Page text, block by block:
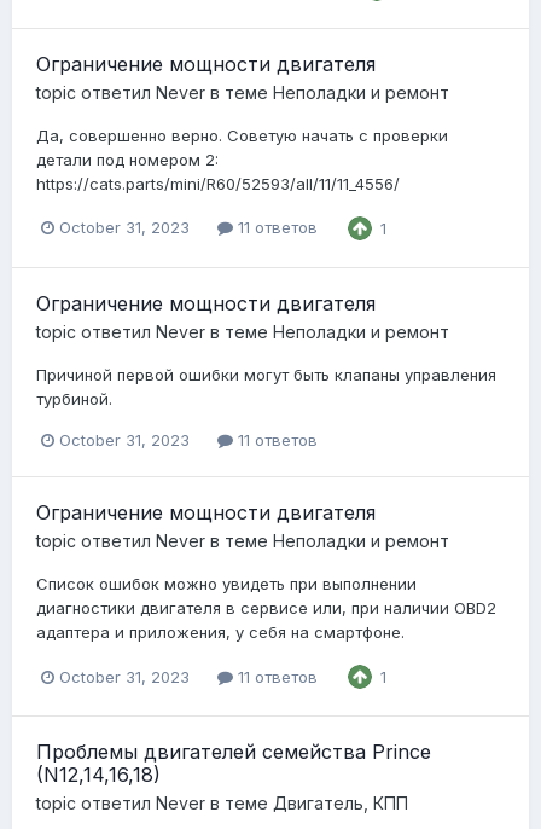
Ограничение мощности двигателя
topic ответил Never в теме Неполадки и ремонт
Да, совершенно верно. Советую начать с проверки
детали под номером 2:
https://cats.parts/mini/R60/52593/all/11/11_4556/
October 31, 2023 11 ответов 1
Ограничение мощности двигателя
topic ответил Never в теме Неполадки и ремонт
Причиной первой ошибки могут быть клапаны управления
турбиной.
October 31, 2023 11 ответов
Ограничение мощности двигателя
topic ответил Never в теме Неполадки и ремонт
Список ошибок можно увидеть при выполнении
диагностики двигателя в сервисе или, при наличии OBD2
адаптера и приложения, у себя на смартфоне.
October 31, 2023 11 ответов 1
Проблемы двигателей семейства Prince
(N12,14,16,18)
topic ответил Never в теме Двигатель, КПП